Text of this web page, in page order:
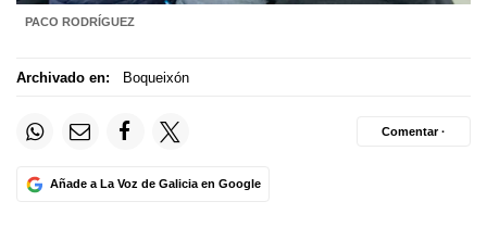
PACO RODRÍGUEZ
Archivado en: Boqueixón
Añade a La Voz de Galicia en Google
Comentar ·